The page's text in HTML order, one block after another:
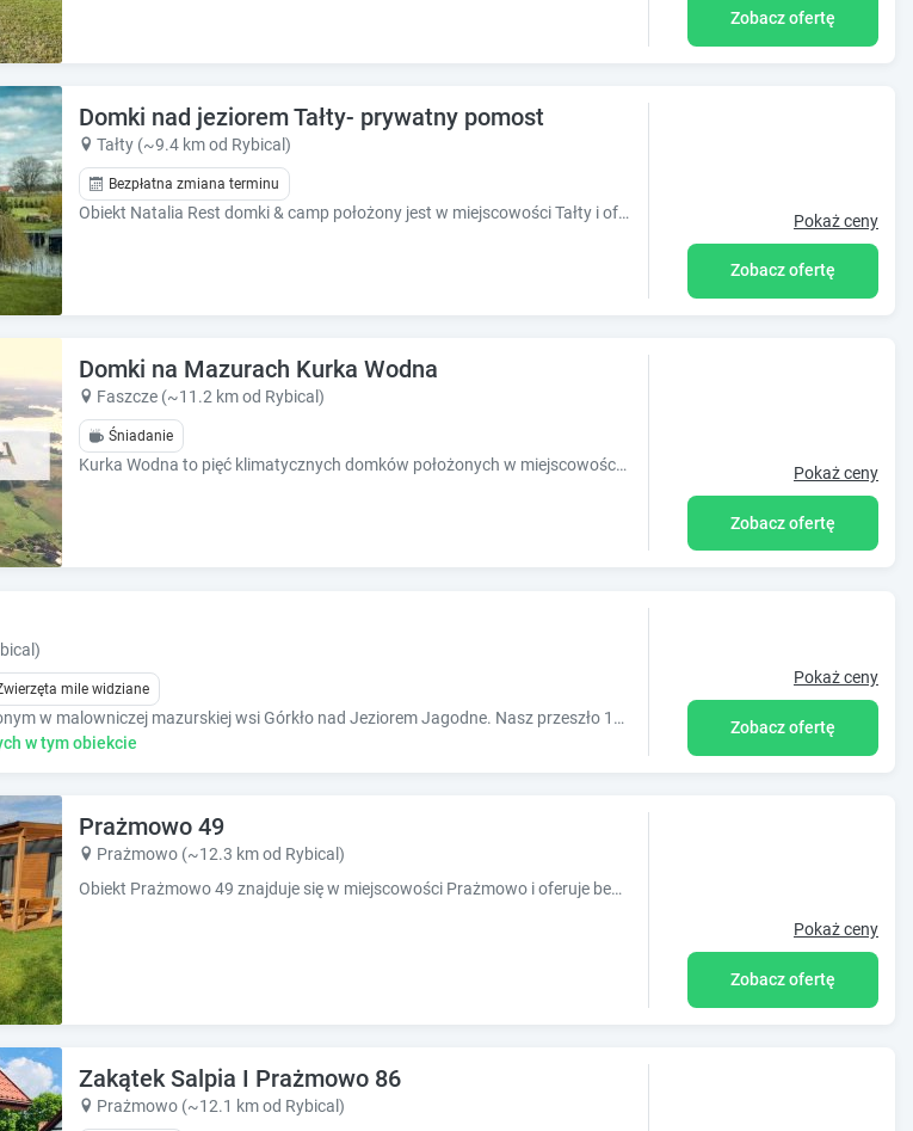
a
e
n
d
s
e
e
c
e
e
q
u
m
a
r
Zobacz ofertę
Domki nad jeziorem Tałty- prywatny pomost
Tałty (~9.4 km od Rybical)
Bezpłatna zmiana terminu
Obiekt Natalia Rest domki & camp położony jest w miejscowości Tałty i oferuje 4 domki, taras, sprzęt do grillowania,hamaki, leżaki, stół do pin-ponga Pokaż ceny
Zobacz ofertę
Domki na Mazurach Kurka Wodna
Faszcze (~11.2 km od Rybical)
Śniadanie
Kurka Wodna to pięć klimatycznych domków położonych w miejscowości Faszcze k.Mikołajek nad pięknym Jeziorem Głębokim. Pokaż ceny
Zobacz ofertę
mile widziane
Jesteśmy obiektem położonym w malowniczej mazurskiej wsi Górkło nad Jeziorem Jagodne. Nasz przeszło 100-letni dom otwiera dla Was swoje drzwi.
w tym obiekcie
Pokaż ceny
Zobacz ofertę
Prażmowo 49
Prażmowo (~12.3 km od Rybical)
Obiekt Prażmowo 49 znajduje się w miejscowości Prażmowo i oferuje bezpłatne Wi-Fi, bezpłatny prywatny parking oraz widok na basen. Odległość
Pokaż ceny
Zobacz ofertę
Zakątek Salpia I Prażmowo 86
Prażmowo (~12.1 km od Rybical)